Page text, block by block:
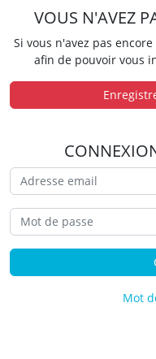
VOUS N'AVEZ
Si vous n'avez pas
afin de pouvoir vous
Mot